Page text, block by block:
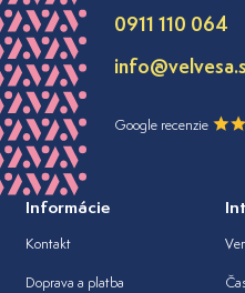
0911 110 064
Google recenzie
Informácie
Kontakt
Doprava a platba